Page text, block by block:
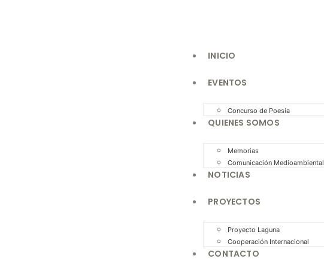
INICIO
EVENTOS
Concurso de Poesía
QUIENES SOMOS
Memorias
Comunicación Medioambiental
NOTICIAS
PROYECTOS
Proyecto Laguna
Cooperación Internacional
CONTACTO